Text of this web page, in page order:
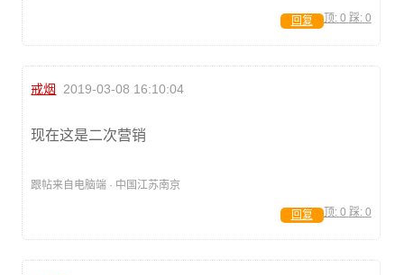
顶: 0 踩: 0
回复
戒烟 2019-03-08 16:10:04
现在这是二次营销
跟帖来自电脑端 · 中国江苏南京
顶: 0 踩: 0
回复